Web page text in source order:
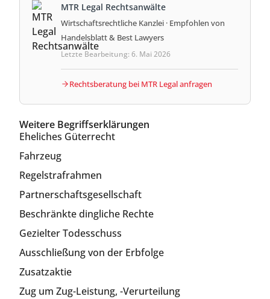
MTR Legal Rechtsanwälte
Wirtschaftsrechtliche Kanzlei · Empfohlen von
Handelsblatt & Best Lawyers
Letzte Bearbeitung: 6. Mai 2026
Rechtsberatung bei MTR Legal anfragen
Weitere Begriffserklärungen
Eheliches Güterrecht
Fahrzeug
Regelstrafrahmen
Partnerschaftsgesellschaft
Beschränkte dingliche Rechte
Gezielter Todesschuss
Ausschließung von der Erbfolge
Zusatzaktie
Zug um Zug-Leistung, -Verurteilung